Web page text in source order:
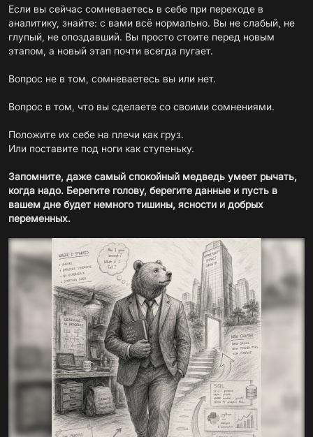
Если вы сейчас сомневаетесь в себе при переходе в
аналитику, знайте: с вами всё нормально. Вы не слабый, не
глупый, не опоздавший. Вы просто стоите перед новым
этапом, а новый этап почти всегда пугает.
Вопрос не в том, сомневаетесь вы или нет.
Вопрос в том, что вы сделаете со своими сомнениями.
Положите их себе на плечи как груз.
Или поставите под ноги как ступеньку.
Запомните, даже самый спокойный медведь умеет рычать,
когда надо. Берегите голову, берегите данные и пусть в
вашем дне будет немного тишины, ясности и добрых
переменных.